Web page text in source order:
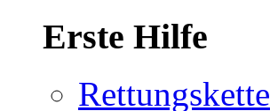
Erste Hilfe
Rettungskette